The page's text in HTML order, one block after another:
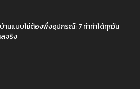
านแบบไม่ต้องพึ่งอุปกรณ์: 7 ท่าทำได้ทุกวัน
ลจริง